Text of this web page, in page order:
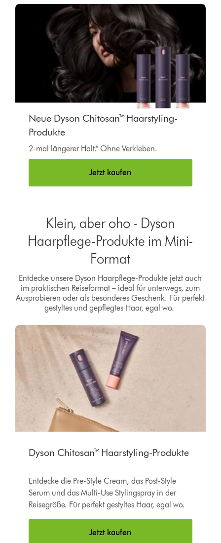
Neue Dyson Chitosan™ Haarstyling-
Produkte
2-mal längerer Halt.* Ohne Verkleben.
Jetzt kaufen
Klein, aber oho - Dyson
Haarpflege-Produkte im Mini-
Format
Entdecke unsere Dyson Haarpflege-Produkte jetzt auch
im praktischen Reiseformat – ideal für unterwegs, zum
Ausprobieren oder als besonderes Geschenk. Für perfekt
gestyltes und gepflegtes Haar, egal wo.
Dyson Chitosan™ Haarstyling-Produkte
Entdecke die Pre-Style Cream, das Post-Style
Serum und das Multi-Use Stylingspray in der
Reisegröße. Für perfekt gestyltes Haar, egal wo.
Jetzt kaufen